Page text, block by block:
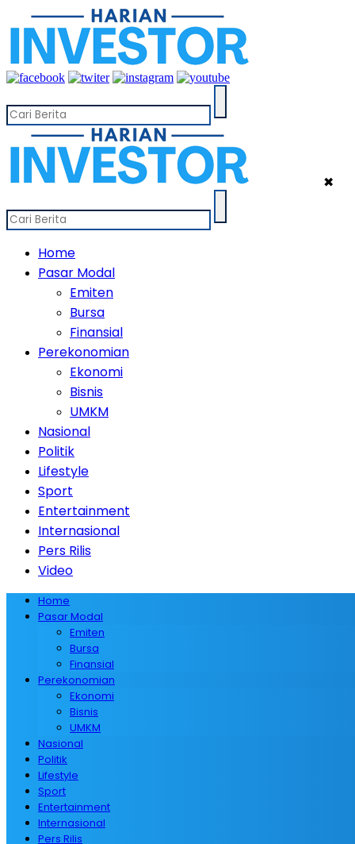
✖
Home
Pasar Modal
Emiten
Bursa
Finansial
Perekonomian
Ekonomi
Bisnis
UMKM
Nasional
Politik
Lifestyle
Sport
Entertainment
Internasional
Pers Rilis
Video
Home
Pasar Modal
Emiten
Bursa
Finansial
Perekonomian
Ekonomi
Bisnis
UMKM
Nasional
Politik
Lifestyle
Sport
Entertainment
Internasional
Pers Rilis